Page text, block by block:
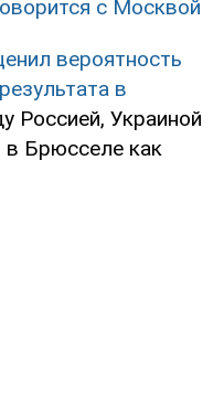
с Москвой
вероятность
в
Россией, Украиной
в Брюсселе как